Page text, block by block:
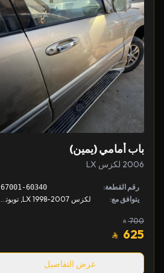
باب أمامي (يمين)
2006 لكزس LX
رقم القطعة: 67001-60340
يتوافق مع:
700
625
عرض التفاصيل